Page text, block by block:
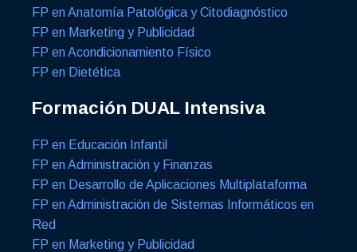
FP en Anatomía Patológica y Citodiagnóstico
FP en Marketing y Publicidad
FP en Acondicionamiento Físico
FP en Dietética
Formación DUAL Intensiva
FP en Educación Infantil
FP en Administración y Finanzas
FP en Desarrollo de Aplicaciones Multiplataforma
FP en Administración de Sistemas Informáticos en
Red
FP en Marketing y Publicidad